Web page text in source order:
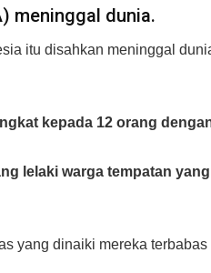
meninggal dunia.
itu disahkan meninggal
kepada 12 orang
lelaki warga tempatan
yang dinaiki mereka